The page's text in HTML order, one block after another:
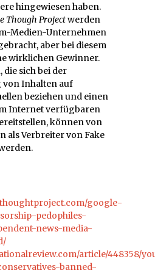
hingewiesen haben.
Though Projectwerden
Medien-Unternehmen
aber bei diesem
wirklichen Gewinner.
die sich bei der
Inhalten auf
beziehen und einen
Internet verfügbaren
können von
als Verbreiter von Fake
google-
pedophiles-
news-media-
article/448358/
banned-